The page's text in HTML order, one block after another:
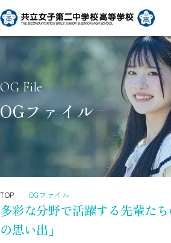
OG File
OGファイル
TOP OGファイル
多彩な分野で活躍する先輩た
の思い出」